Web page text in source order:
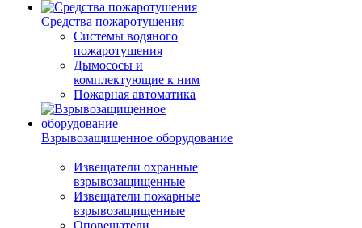
Средства пожаротушения
Системы водяного
пожаротушения
Дымососы и
комплектующие к ним
Пожарная автоматика
Взрывозащищенное оборудование
Извещатели охранные
взрывозащищенные
Извещатели пожарные
взрывозащищенные
Оповещатели